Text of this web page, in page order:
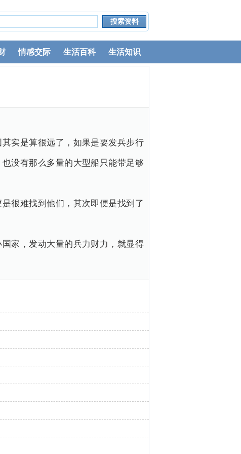
情感交际 生活百科 生活知识
实是算很远了，如果是要发兵步行
没有那么多量的大型船只能带足够
很难找到他们，其次即便是找到了
家，发动大量的兵力财力，就显得